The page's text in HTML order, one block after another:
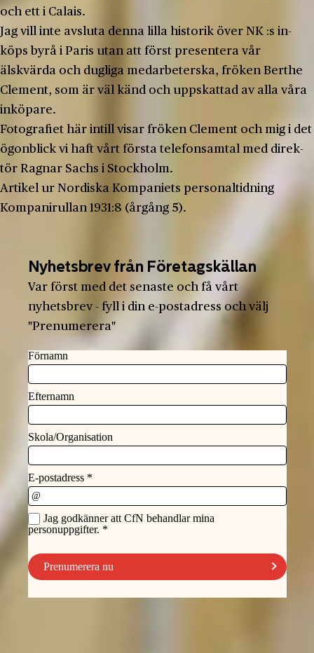
och ett i Calais.
Jag vill inte avsluta denna lilla historik över NK :s in­
köps byrå i Paris utan att först presentera vår
älskvärda och dugliga medarbeterska, fröken Berthe
Clement, som är väl känd och uppskattad av alla våra
inköpare.
Fotografiet här intill visar fröken Clement och mig i det
ögonblick vi haft vårt första telefonsamtal med direk­
tör Ragnar Sachs i Stockholm.
Artikel ur Nordiska Kompaniets personaltidning
Kompanirullan 1931:8 (årgång 5).
Nyhetsbrev från Företagskällan
Var först med det senaste och få vårt
nyhetsbrev - fyll i din e-postadress och välj
"Prenumerera"